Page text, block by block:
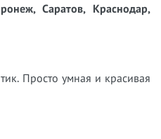
Саратов, Краснодар,
Просто умная и красивая